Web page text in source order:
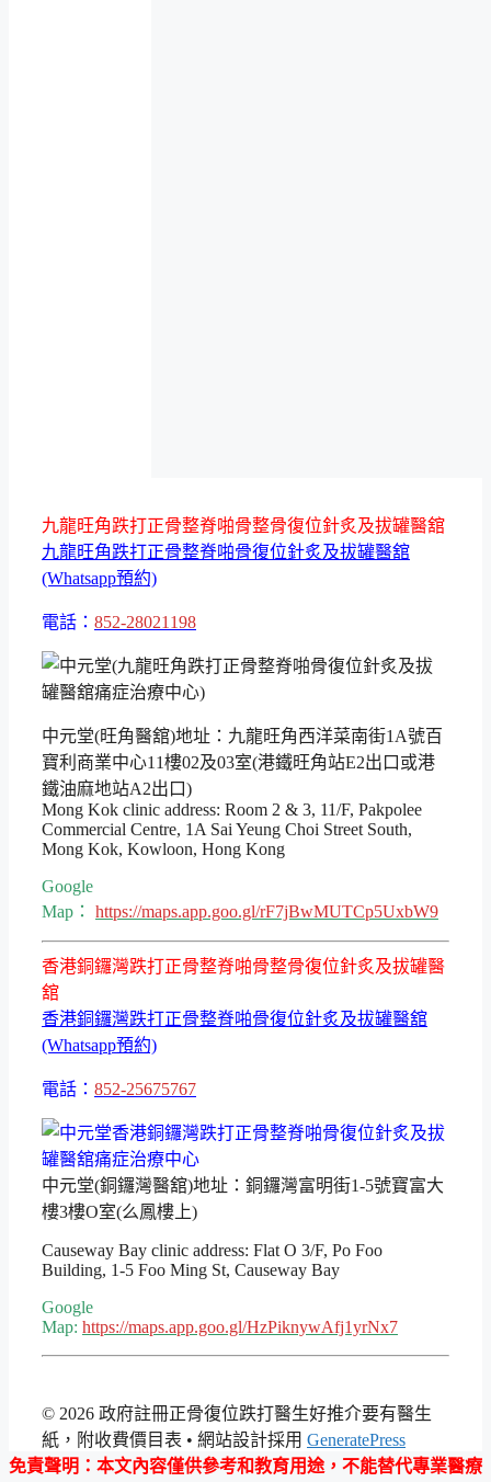
九龍旺角跌打正骨整脊啪骨整骨復位針炙及拔罐醫舘
九龍旺角跌打正骨整脊啪骨復位針炙及拔罐醫舘
(Whatsapp預約)
電話： 852-28021198
中元堂(旺角醫舘)地址：九龍旺角西洋菜南街1A號百
寶利商業中心11樓02及03室(港鐵旺角站E2出口或港
鐵油麻地站A2出口)
Mong Kok clinic address: Room 2 & 3, 11/F, Pakpolee
Commercial Centre, 1A Sai Yeung Choi Street South,
Mong Kok, Kowloon, Hong Kong
Google
Map： https://maps.app.goo.gl/rF7jBwMUTCp5UxbW9
香港銅鑼灣跌打正骨整脊啪骨整骨復位針炙及拔罐醫
舘
香港銅鑼灣跌打正骨整脊啪骨復位針炙及拔罐醫舘
(Whatsapp預約)
電話： 852-25675767
中元堂(銅鑼灣醫舘)地址：銅鑼灣富明街1-5號寶富大
樓3樓O室(么鳳樓上)
Causeway Bay clinic address: Flat O 3/F, Po Foo
Building, 1-5 Foo Ming St, Causeway Bay
Google
Map: https://maps.app.goo.gl/HzPiknywAfj1yrNx7
© 2026 政府註冊正骨復位跌打醫生好推介要有醫生
紙，附收費價目表 • 網站設計採用 GeneratePress
免責聲明 ：本文內容僅供參考和教育用途，不能替代專業醫療